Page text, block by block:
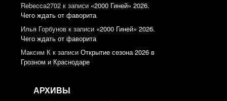
Rebecca2702 к записи «2000 Гиней» 2026.
Чего ждать от фаворита
Илья Горбунов к записи «2000 Гиней» 2026.
Чего ждать от фаворита
Максим К к записи Открытие сезона 2026 в
Грозном и Краснодаре
АРХИВЫ